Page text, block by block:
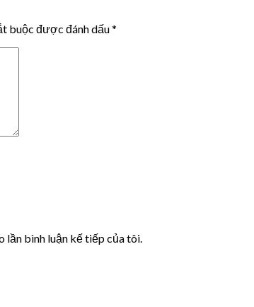
buộc được đánh dấu*
lần bình luận kế tiếp của tôi.